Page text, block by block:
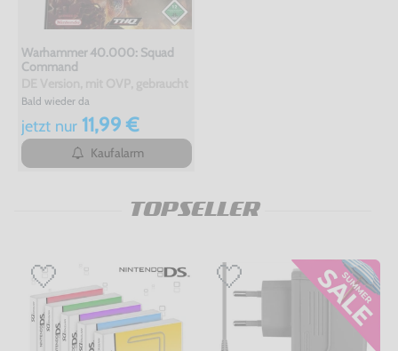
Warhammer 40.000: Squad
Command
Bald wieder da
jetzt nur11,99 €
Kaufalarm
TOPSELLER